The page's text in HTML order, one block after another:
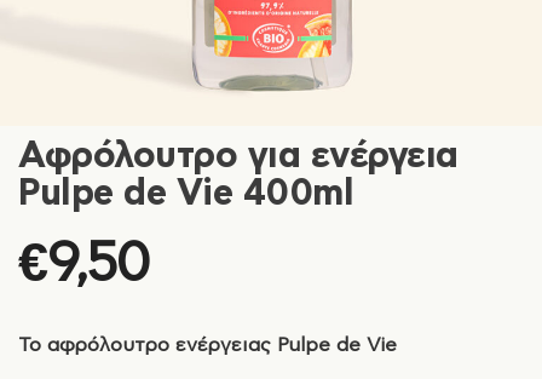
Αφρόλουτρο για ενέργεια
Pulpe de Vie 400ml
€9,50
Το αφρόλουτρο ενέργειας Pulpe de Vie